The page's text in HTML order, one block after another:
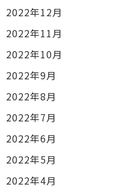
2022年12月
2022年11月
2022年10月
2022年9月
2022年8月
2022年7月
2022年6月
2022年5月
2022年4月